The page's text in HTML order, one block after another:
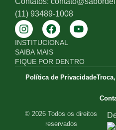
(11) 93489-1008
INSTITUCIONAL
SAIBA MAIS
FIQUE POR DENTRO
© 2026 Todos os direitos
reservados
Política de Privacidade